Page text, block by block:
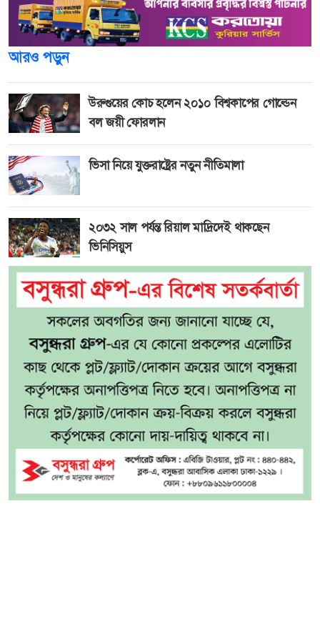
আরও পড়ুন
উরুগুয়ের কোচ হলেন ২০১০ বিশ্বকাপের গোল্ডেন
বল জয়ী ফোরলান
ভিসা নিয়ে যুক্তরাষ্ট্রের নতুন নীতিমালা
২০৩২ সাল পর্যন্ত রিয়াল মাদ্রিদেই থাকছেন
ভিনিসিয়ুস